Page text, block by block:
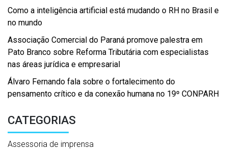
Como a inteligência artificial está mudando o RH no Brasil e
no mundo
Associação Comercial do Paraná promove palestra em
Pato Branco sobre Reforma Tributária com especialistas
nas áreas jurídica e empresarial
Álvaro Fernando fala sobre o fortalecimento do
pensamento crítico e da conexão humana no 19º CONPARH
CATEGORIAS
Assessoria de imprensa